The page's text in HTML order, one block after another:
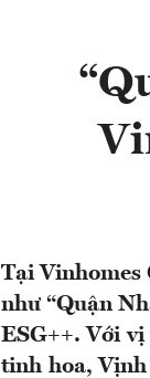
Tại Vinhomes
như “Quận
ESG++. Với
tinh hoa,